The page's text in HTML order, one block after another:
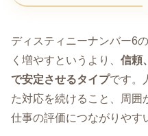
ディスティニーナンバー6
く増やすというより、 信頼
で安定させるタイプです。
た対応を続けること、周囲
仕事の評価につながりやす